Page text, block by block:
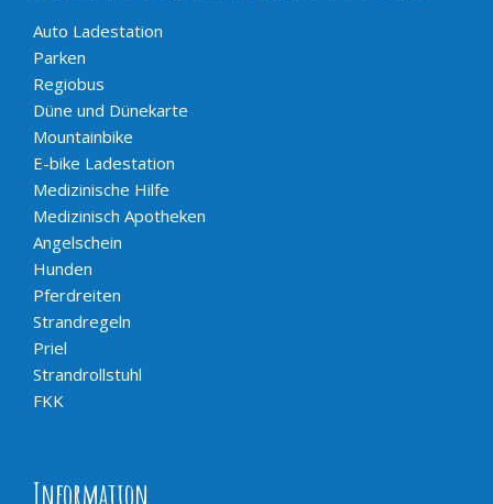
Auto Ladestation
Parken
Regiobus
Düne und Dünekarte
Mountainbike
E-bike Ladestation
Medizinische Hilfe
Medizinisch Apotheken
Angelschein
Hunden
Pferdreiten
Strandregeln
Priel
Strandrollstuhl
FKK
Information